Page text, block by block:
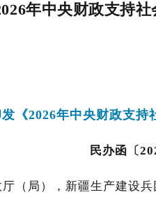
年中央财政支持
《2026年中央财政支
民办函〔
（局），新疆生产建设兵